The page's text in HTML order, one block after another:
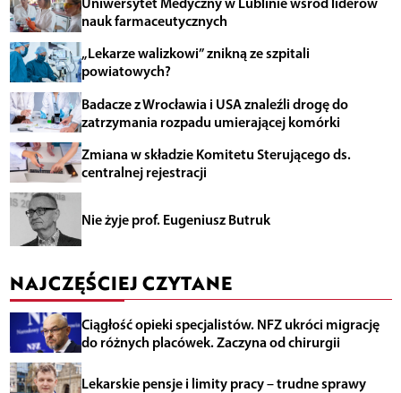
nauk farmaceutycznych
„Lekarze walizkowi” znikną ze szpitali
powiatowych?
Badacze z Wrocławia i USA znaleźli drogę do
zatrzymania rozpadu umierającej komórki
Zmiana w składzie Komitetu Sterującego ds.
centralnej rejestracji
Nie żyje prof. Eugeniusz Butruk
NAJCZĘŚCIEJ CZYTANE
Ciągłość opieki specjalistów. NFZ ukróci migrację
do różnych placówek. Zaczyna od chirurgii
Lekarskie pensje i limity pracy – trudne sprawy